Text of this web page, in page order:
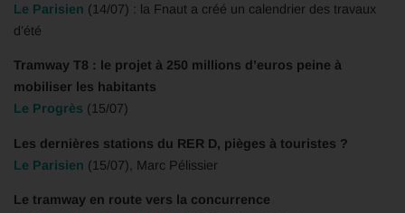
Le Parisien (14/07) : la Fnaut a créé un calendrier des travaux
d’été
Tramway T8 : le projet à 250 millions d’euros peine à
mobiliser les habitants
Le Progrès (15/07)
Les dernières stations du RER D, pièges à touristes ?
Le Parisien (15/07), Marc Pélissier
Le tramway en route vers la concurrence